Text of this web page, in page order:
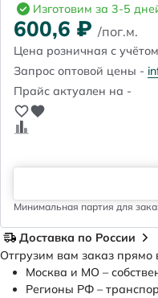
Изготовим за 3-5
600,6 ₽ /пог.м.
Цена розничная с
Запрос оптовой цены -
Прайс актуален на -
Минимальная партия для
Доставка по России
Отгрузим вам заказ прямо
Москва и МО –
Регионы РФ –